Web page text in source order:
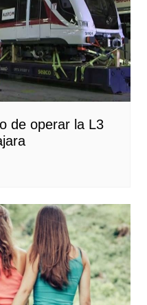
de operar la L3